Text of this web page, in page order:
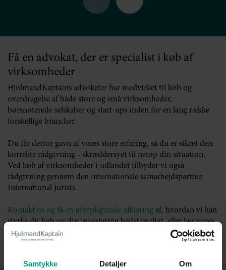
Samtykke Detaljer Om
Få en advokat, der er specialist i køb af
virksomheder
HjulmandKaptains advokater har medvirket til køb og
overdragelse af både store og små virksomheder,
børsnoterede selskaber og start-ups inden for en lang række
forskellige brancher.
Du får derfor gavn af vores store erfaring, så du er sikret den
korrekte rådgivning - skræddersyet til netop din situation.
Ved køb af virksomheder i udlandet tilbyder vi også
rådgivning gennem den internationale samarbejdspartner
International Jurists.
Kontakt os og få en uforpligtende afklaring af, hvordan vi kan
styrke dit køb og din investering bedst muligt, eller læs vores
guide til,hvordan du skaber den bedste proces, når du skal